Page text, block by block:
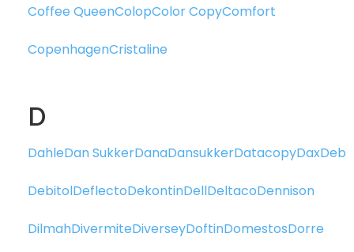
Coffee QueenColopColor CopyComfort
CopenhagenCristaline
D
DahleDan SukkerDanaDansukkerDatacopyDaxDeb
DebitolDeflectoDekontinDellDeltacoDennison
DilmahDivermiteDiverseyDoftinDomestosDorre